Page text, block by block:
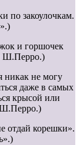
по закоулочкам.
и горшочек
Ш.Перро.)
никак не могу
даже в самых
крысой или
Ш.Перро.)
отдай корешки».